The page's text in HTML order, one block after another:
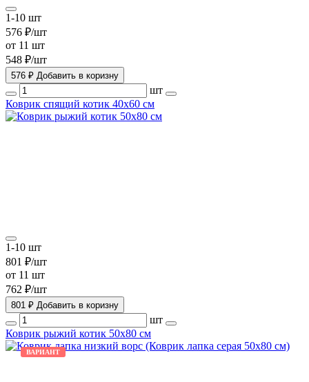
1-10 шт
576 ₽/шт
от 11 шт
548 ₽/шт
576 ₽ Добавить в коризну
шт
Коврик спящий котик 40х60 см
1-10 шт
801 ₽/шт
от 11 шт
762 ₽/шт
801 ₽ Добавить в коризну
шт
Коврик рыжий котик 50х80 см
ВАРИАНТ